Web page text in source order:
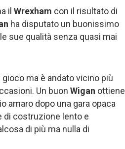
il Wrexham con il risultato di
ha disputato un buonissimo
sue qualità senza quasi mai
ma è andato vicino più
Un buon Wigan ottiene
amaro dopo una gara opaca
di costruzione lento e
di più ma nulla di